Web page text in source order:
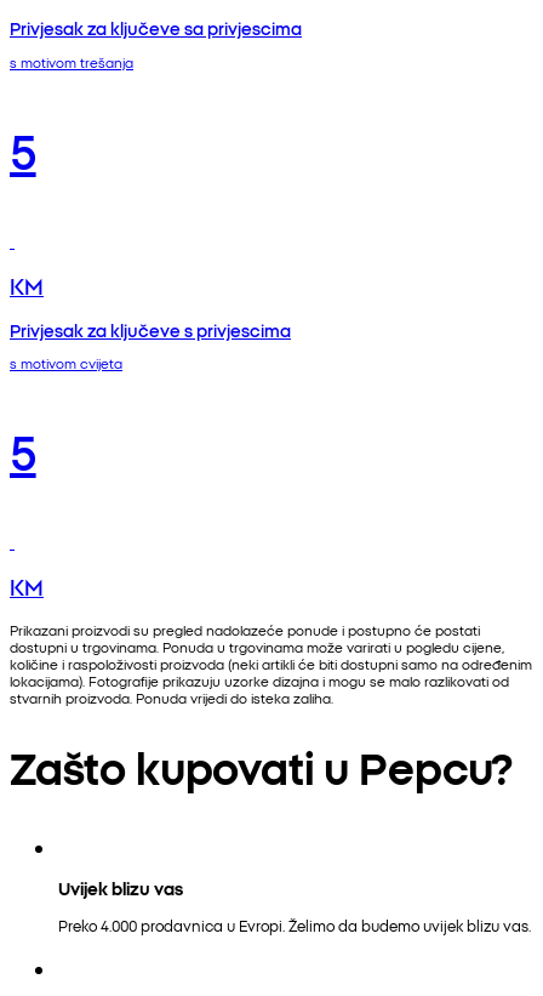
Privjesak za ključeve sa privjescima
s motivom trešanja
5
KM
Privjesak za ključeve s privjescima
s motivom cvijeta
5
KM
Prikazani proizvodi su pregled nadolazeće ponude i postupno će postati
dostupni u trgovinama. Ponuda u trgovinama može varirati u pogledu cijene,
količine i raspoloživosti proizvoda (neki artikli će biti dostupni samo na određenim
lokacijama). Fotografije prikazuju uzorke dizajna i mogu se malo razlikovati od
stvarnih proizvoda. Ponuda vrijedi do isteka zaliha.
Zašto kupovati u Pepcu?
Uvijek blizu vas
Preko 4.000 prodavnica u Evropi. Želimo da budemo uvijek blizu vas.